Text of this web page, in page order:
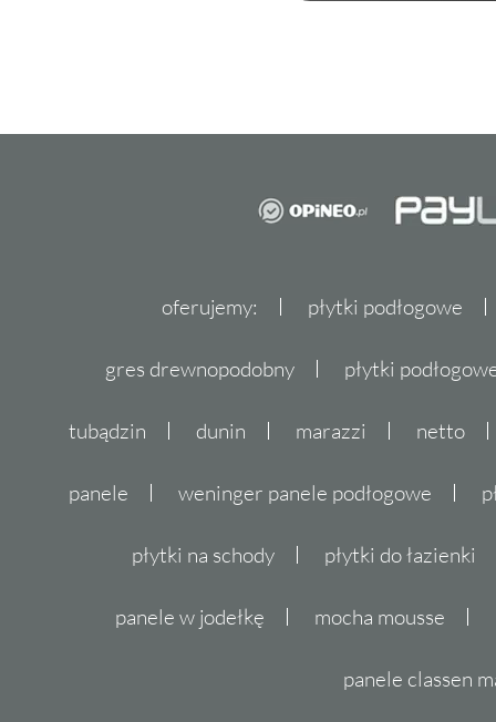
oferujemy: płytki podłogowe
gres drewnopodobny płytki
tubądzin dunin marazzi netto
panele weninger panele podłogowe
płytki na schody płytki do łazienki
panele w jodełkę mocha mousse
panele classen